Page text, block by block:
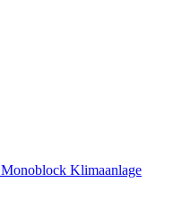
Monoblock Klimaanlage